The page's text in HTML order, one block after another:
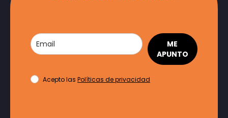
ME
APUNTO
Acepto las Políticas de privacidad